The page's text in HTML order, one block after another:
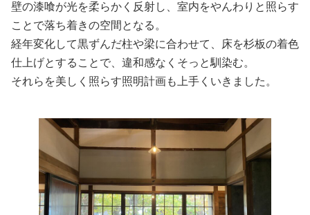
壁の漆喰が光を柔らかく反射し、室内をやんわりと照らす
ことで落ち着きの空間となる。
経年変化して黒ずんだ柱や梁に合わせて、床を杉板の着色
仕上げとすることで、違和感なくそっと馴染む。
それらを美しく照らす照明計画も上手くいきました。